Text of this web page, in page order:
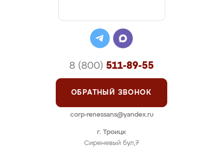
г. Троицк
Сиреневый бул,7
8 (800) 511-89-55
ОБРАТНЫЙ ЗВОНОК
corp-renessans@yandex.ru